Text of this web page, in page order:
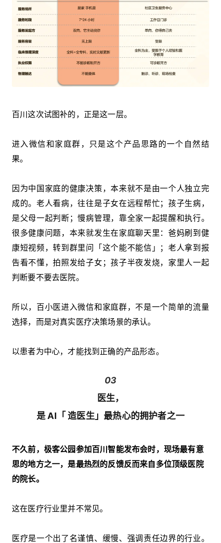
百川这次试图补的，正是这一层。
进入微信和家庭群，只是这个产品思路的一个自然结
果。
因为中国家庭的健康决策，本来就不是由一个人独立完
成的。老人看病，往往是子女在远程帮忙；孩子生病，
是父母一起判断；慢病管理，靠全家一起提醒和执行。
很多健康问题，本来就发生在家庭聊天里：爸妈刷到健
康短视频，转到群里问「这个能不能信」；老人拿到报
告看不懂，拍照发给子女；孩子半夜发烧，家里人一起
判断要不要去医院。
所以，百小医进入微信和家庭群，不是一个简单的流量
选择，而是对真实医疗决策场景的承认。
以患者为中心，才能找到正确的产品形态。
03
医生，
是 AI 「 造医生」最热心的拥护者之一
不久前，极客公园参加百川智能发布会时，现场最有意
思的地方之一，是最热烈的反馈反而来自多位顶级医院
的院长。
这在医疗行业里并不常见。
医疗是一个出了名谨慎、缓慢、强调责任边界的行业。